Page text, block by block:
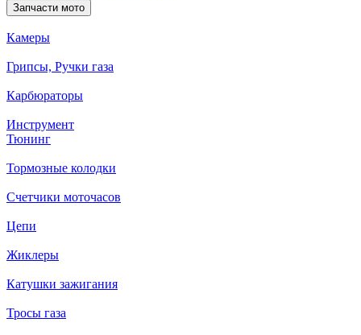
Запчасти мото
Камеры
Грипсы, Ручки газа
Карбюраторы
Инструмент
Тюнинг
Тормозные колодки
Счетчики моточасов
Цепи
Жиклеры
Катушки зажигания
Тросы газа